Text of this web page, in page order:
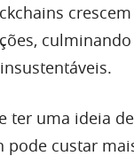
ter uma ideia
pode custar